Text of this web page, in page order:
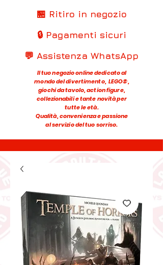
🏪 Ritiro in negozio
🔒 Pagamenti sicuri
💬 Assistenza WhatsApp
Il tuo negozio online dedicato al
mondo del divertimento, LEGO®,
giochi da tavolo, action figure,
collezionabili e tante novità per
tutte le età.
Qualità, convenienza e passione
al servizio del tuo sorriso.